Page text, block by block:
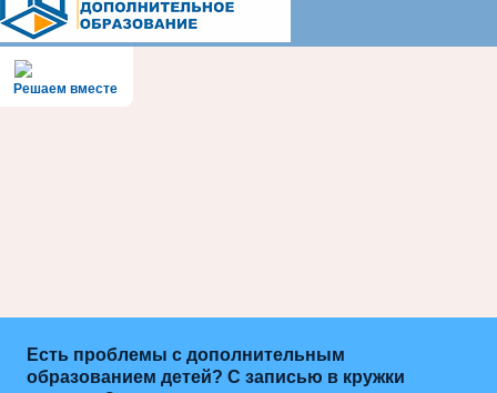
Решаем вместе
Есть проблемы с дополнительным
образованием детей? С записью в кружки